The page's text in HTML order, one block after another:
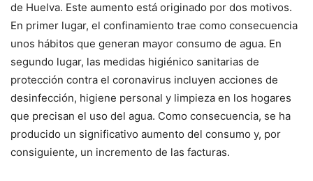
de Huelva. Este aumento está originado por dos motivos.
En primer lugar, el confinamiento trae como consecuencia
unos hábitos que generan mayor consumo de agua. En
segundo lugar, las medidas higiénico sanitarias de
protección contra el coronavirus incluyen acciones de
desinfección, higiene personal y limpieza en los hogares
que precisan el uso del agua. Como consecuencia, se ha
producido un significativo aumento del consumo y, por
consiguiente, un incremento de las facturas.